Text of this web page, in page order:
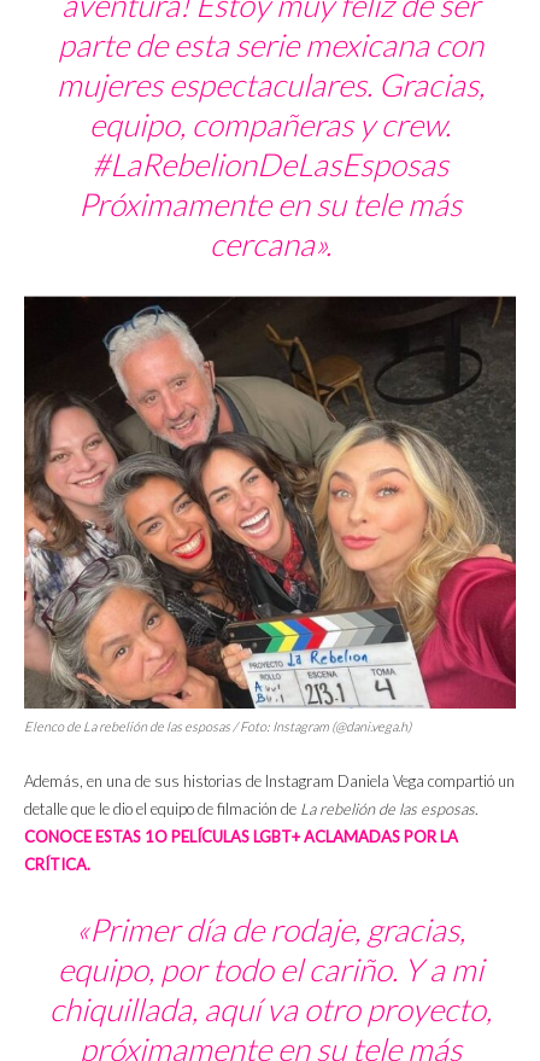
parte de esta serie mexicana con
mujeres espectaculares. Gracias,
equipo, compañeras y crew.
#LaRebelionDeLasEsposas
Próximamente en su tele más
cercana».
Elenco de La rebelión de las esposas / Foto: Instagram (@dani.vega.h)
Además, en una de sus historias de Instagram Daniela Vega compartió un
detalle que le dio el equipo de filmación de La rebelión de las esposas.
CONOCE ESTAS 1O PELÍCULAS LGBT+ ACLAMADAS POR LA
CRÍTICA.
«Primer día de rodaje, gracias,
equipo, por todo el cariño. Y a mi
chiquillada, aquí va otro proyecto,
próximamente en su tele más